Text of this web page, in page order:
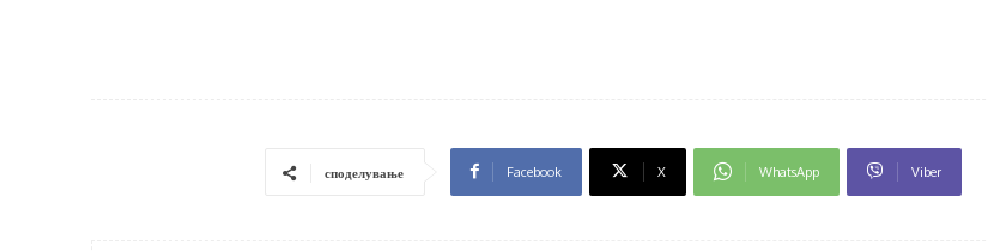
споделување Facebook X WhatsApp Viber